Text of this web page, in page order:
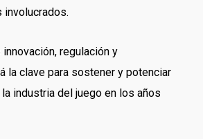
regulación y
la clave para sostener y potenciar
industria del juego en los años